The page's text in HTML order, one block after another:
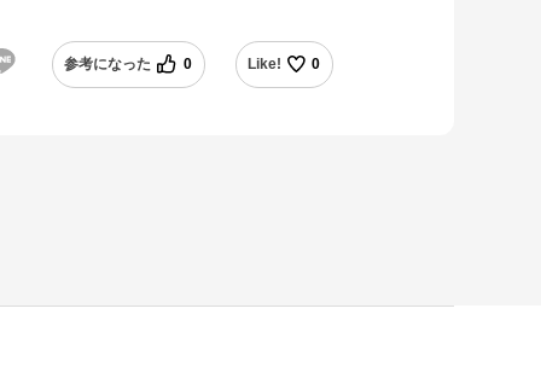
参考になった 0 Like! 0